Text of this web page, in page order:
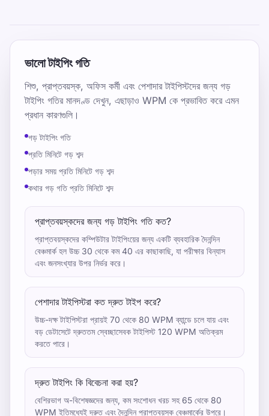
ভালো টাইপিং গতি
শিশু, প্রাপ্তবয়স্ক, অফিস কর্মী এবং পেশাদার টাইপিস্টদের জন্য গড়
টাইপিং গতির মানদণ্ড দেখুন, এছাড়াও WPM কে প্রভাবিত করে এমন
প্রধান কারণগুলি।
গড় টাইপিং গতি
প্রতি মিনিটে গড় শব্দ
পড়ার সময় প্রতি মিনিটে গড় শব্দ
কথার গড় গতি প্রতি মিনিটে শব্দ
প্রাপ্তবয়স্কদের জন্য গড় টাইপিং গতি কত?
প্রাপ্তবয়স্কদের কম্পিউটার টাইপিংয়ের জন্য একটি ব্যবহারিক দৈনন্দিন
বেঞ্চমার্ক হল উচ্চ 30 থেকে কম 40 এর কাছাকাছি, যা পরীক্ষার বিন্যাস
এবং জনসংখ্যার উপর নির্ভর করে।
পেশাদার টাইপিস্টরা কত দ্রুত টাইপ করে?
উচ্চ-দক্ষ টাইপিস্টরা প্রায়ই 70 থেকে 80 WPM ব্যান্ডে চলে যায় এবং
বড় ডেটাসেটে দ্রুততম স্বেচ্ছাসেবক টাইপিস্ট 120 WPM অতিক্রম
করতে পারে।
দ্রুত টাইপিং কি বিবেচনা করা হয়?
বেশিরভাগ অ-বিশেষজ্ঞদের জন্য, কম সংশোধন খরচ সহ 65 থেকে 80
WPM ইতিমধ্যেই দ্রুত এবং দৈনন্দিন প্রাপ্তবয়স্ক বেঞ্চমার্কের উপরে।